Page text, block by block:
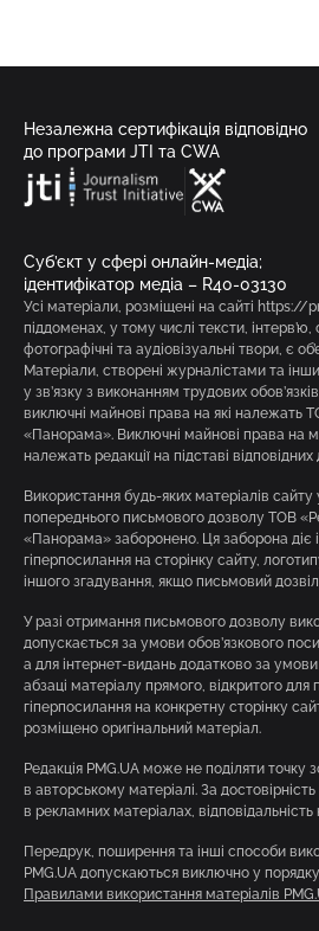
Незалежна сертифікація відповідно
до програми JTI та CWA
Суб’єкт у сфері онлайн-медіа;
ідентифікатор медіа – R40-03130
Усі матеріали, розміщені на сайті https://
піддоменах, у тому числі тексти, інтерв’ю,
фотографічні та аудіовізуальні твори, є
Матеріали, створені журналістами та
у зв’язку з виконанням трудових
виключні майнові права на які належать
«Панорама». Виключні майнові права на
належать редакції на підставі відповідних
Використання будь-яких матеріалів сайту
попереднього письмового дозволу ТОВ
«Панорама» заборонено. Ця заборона діє
гіперпосилання на сторінку сайту,
іншого згадування, якщо письмовий
У разі отримання письмового дозволу
допускається за умови обов’язкового
а для інтернет-видань додатково за
абзаці матеріалу прямого, відкритого
гіперпосилання на конкретну сторінку
розміщено оригінальний матеріал.
Редакція PMG.UA може не поділяти точку
в авторському матеріалі. За
в рекламних матеріалах,
Передрук, поширення та інші способи
PMG.UA допускаються виключно у
Правилами використання матеріалів